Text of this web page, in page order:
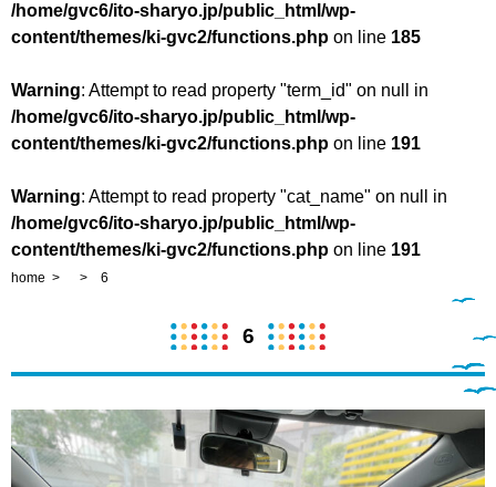
/home/gvc6/ito-sharyo.jp/public_html/wp-
content/themes/ki-gvc2/functions.php on line 185
Warning: Attempt to read property "term_id" on null in
/home/gvc6/ito-sharyo.jp/public_html/wp-
content/themes/ki-gvc2/functions.php on line 191
Warning: Attempt to read property "cat_name" on null in
/home/gvc6/ito-sharyo.jp/public_html/wp-
content/themes/ki-gvc2/functions.php on line 191
home 6
6